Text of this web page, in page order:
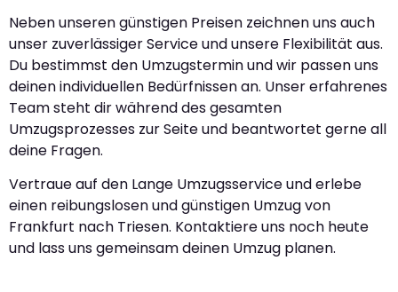
Neben unseren günstigen Preisen zeichnen uns auch
unser zuverlässiger Service und unsere Flexibilität aus.
Du bestimmst den Umzugstermin und wir passen uns
deinen individuellen Bedürfnissen an. Unser erfahrenes
Team steht dir während des gesamten
Umzugsprozesses zur Seite und beantwortet gerne all
deine Fragen.
Vertraue auf den Lange Umzugsservice und erlebe
einen reibungslosen und günstigen Umzug von
Frankfurt nach Triesen. Kontaktiere uns noch heute
und lass uns gemeinsam deinen Umzug planen.